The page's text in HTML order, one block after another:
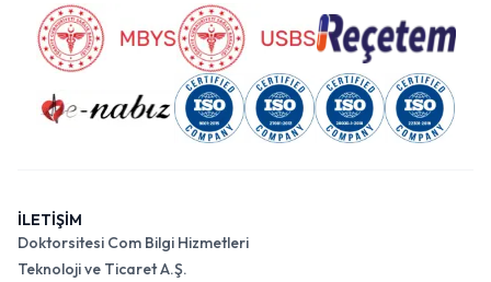
İLETİŞİM
Doktorsitesi Com Bilgi Hizmetleri
Teknoloji ve Ticaret A.Ş.